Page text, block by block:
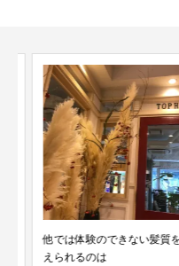
他では体験のできない髪質を叶
えられるのは